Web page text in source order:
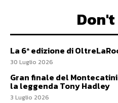
La 6ª edizione di
30 Luglio 2026
Gran finale del
la leggenda Tony Hadley
3 Luglio 2026